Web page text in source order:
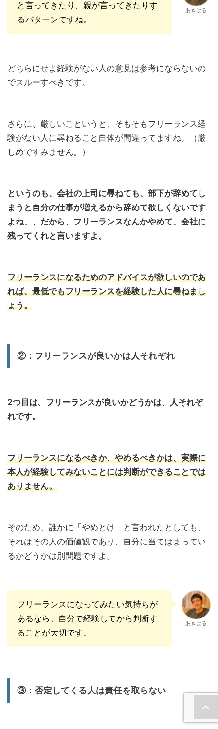
と言ってきたり、親が言ってきたりす
るパターンですね。
あきはる
どちらにせよ経験がない人の意見は参考にならないの
でスルーすべきです。
さらに、厳しいこというと、そもそもフリーランス経
験がない人に尋ねること自体が間違ってますね。（厳
しめですみません。）
というのも、会社の上司に尋ねても、部下が辞めてし
まうと自分の仕事が増えるから辞めて欲しくないです
よね、、だから、フリーランスなんかやめて、会社に
残ってくれと言いますよ。
フリーランスになるためのアドバイスが欲しいのであ
れば、最低でもフリーランスを経験した人に尋ねまし
ょう。
②：フリーランスが良いかは人それぞれ
2つ目は、フリーランスが良いかどうかは、人それぞ
れです。
フリーランスになるべきか、やめるべきかは、実際に
本人が経験してみないことには判断ができることでは
ありません。
そのため、誰かに「やめとけ」と言われたとしても、
それはその人の価値観であり、自分に当てはまってい
るかどうかは別問題ですよ。
フリーランスになってみたい気持ちが
あるなら、自分で経験してから判断す
ることが大切です。
あきはる
③：否定してくる人は責任を取らない